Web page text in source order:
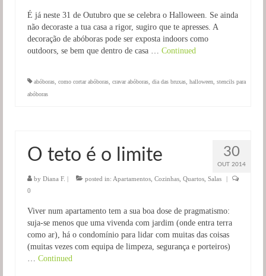
É já neste 31 de Outubro que se celebra o Halloween. Se ainda
não decoraste a tua casa a rigor, sugiro que te apresses. A
decoração de abóboras pode ser exposta indoors como
outdoors, se bem que dentro de casa … Continued
abóboras como cortar abóboras cravar abóboras dia das bruxas halloween stencils para
abóboras
30
OUT 2014
O teto é o limite
by Diana F. | posted in: Apartamentos Cozinhas Quartos Salas
|
0
Viver num apartamento tem a sua boa dose de pragmatismo:
suja-se menos que uma vivenda com jardim (onde entra terra
como ar), há o condomínio para lidar com muitas das coisas
(muitas vezes com equipa de limpeza, segurança e porteiros)
… Continued